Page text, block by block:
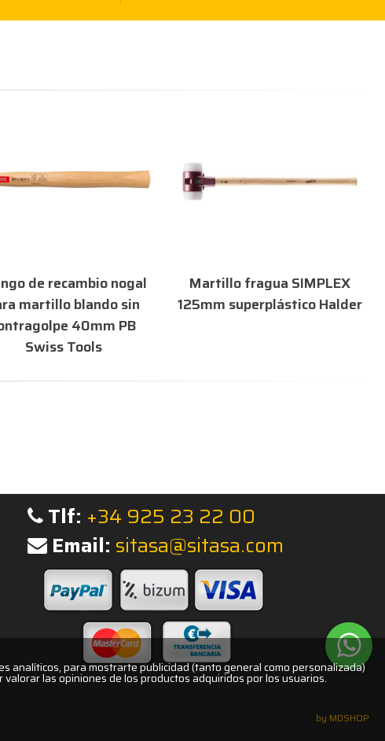
de recambio nogal
martillo blando sin
40mm PB
Swiss Tools
Martillo fragua SIMPLEX
125mm superplástico Halder
Tlf: +34 925 23 22 00
Email: sitasa@sitasa.com
by MDSHOP
analíticos, para mostrarte publicidad (tanto general como personalizada)
las opiniones de los productos adquiridos por los usuarios.